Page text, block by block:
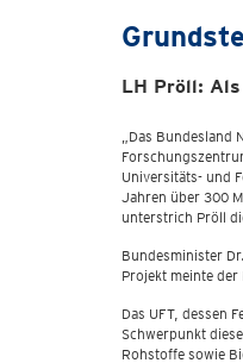
LH Pröll:
„Das Bundesland
Universitäts- und
Jahren über 300
unterstrich Pröll
Bundesminister
Projekt meinte
Das UFT, dessen
Schwerpunkt
Rohstoffe sowie